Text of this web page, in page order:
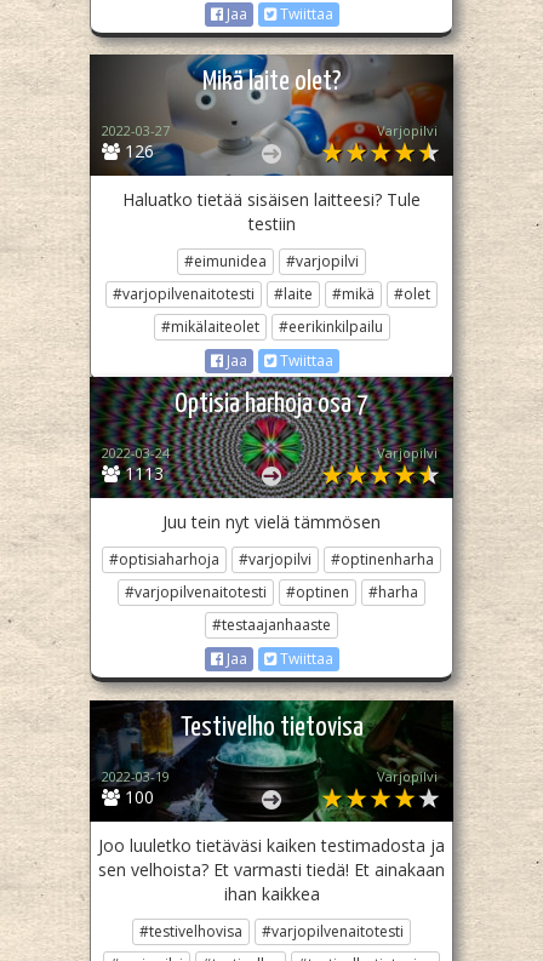
Jaa
Twiittaa
Mikä laite olet?
126
2022-03-27 Varjopilvi
Haluatko tietää sisäisen laitteesi? Tule
testiin
#eimunidea
#varjopilvi
#varjopilvenaitotesti
#laite #mikä
#olet
#mikälaiteolet
#eerikinkilpailu
Jaa
Twiittaa
Optisia harhoja osa 7
1113
2022-03-24 Varjopilvi
Juu tein nyt vielä tämmösen
#optisiaharhoja #varjopilvi
#optinenharha
#varjopilvenaitotesti
#optinen
#harha
#testaajanhaaste
Jaa
Twiittaa
Testivelho tietovisa
100
2022-03-19 Varjopilvi
Joo luuletko tietäväsi kaiken testimadosta ja
sen velhoista? Et varmasti tiedä! Et ainakaan
ihan kaikkea
#testivelhovisa
#varjopilvenaitotesti